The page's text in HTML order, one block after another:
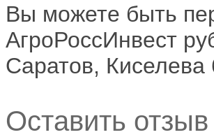
Вы можете быть
АгроРоссИнвест
Саратов, Киселева
Оставить отзыв